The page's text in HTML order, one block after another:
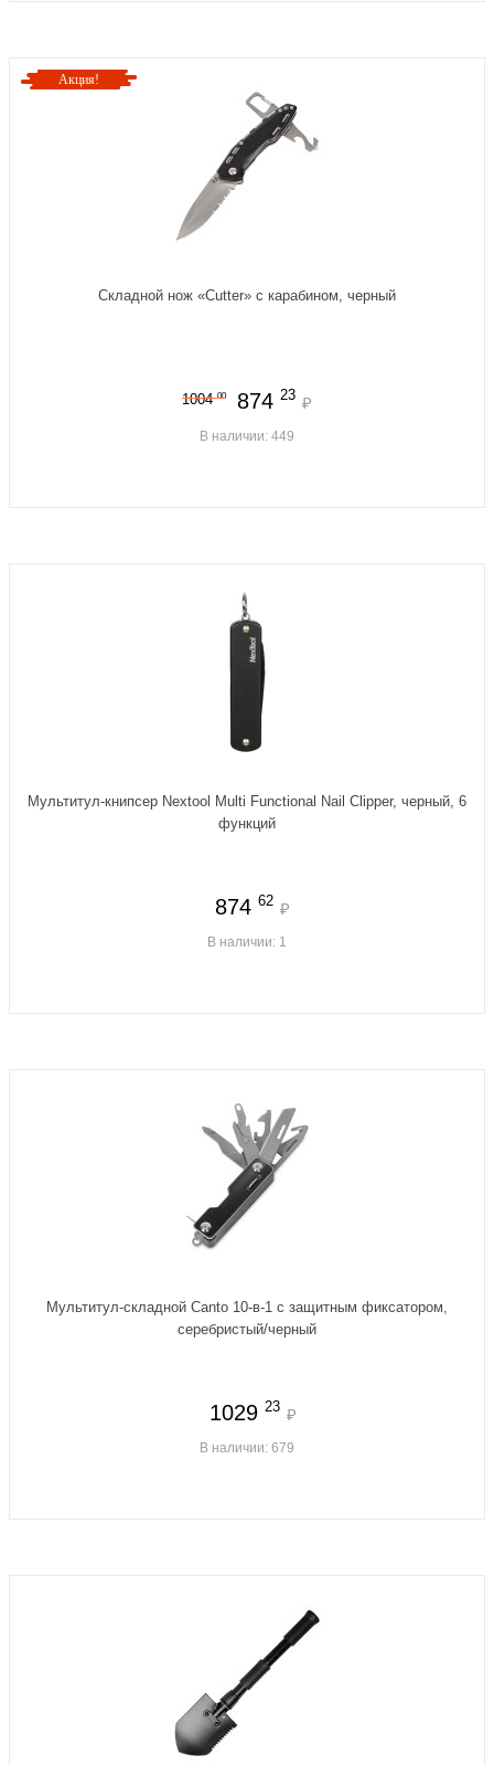
Акция!
Складной нож «Cutter» с карабином, черный
1004 00 874 23 ₽
В наличии: 449
Мультитул-книпсер Nextool Multi Functional Nail Clipper, черный, 6
функций
874 62 ₽
В наличии: 1
Мультитул-складной Canto 10-в-1 с защитным фиксатором,
серебристый/черный
1029 23 ₽
В наличии: 679